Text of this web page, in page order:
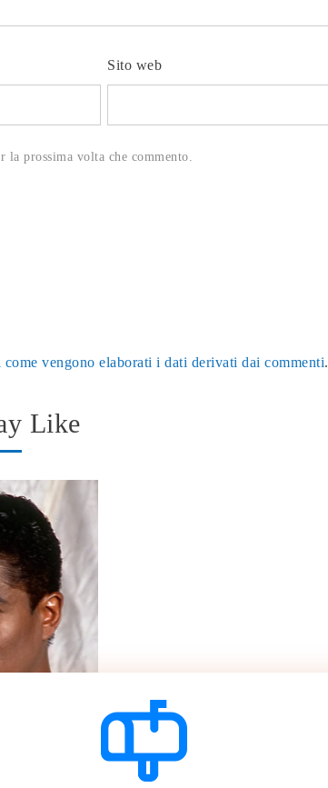
Sito web
la prossima volta che commento.
come vengono elaborati i dati derivati dai commenti.
Like